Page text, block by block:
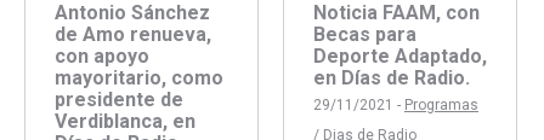
Antonio Sánchez
de Amo renueva,
con apoyo
mayoritario, como
presidente de
Verdiblanca, en
Noticia FAAM, con
Becas para
Deporte Adaptado,
en Días de Radio.
29/11/2021 - Programas
/ Dias de Radio